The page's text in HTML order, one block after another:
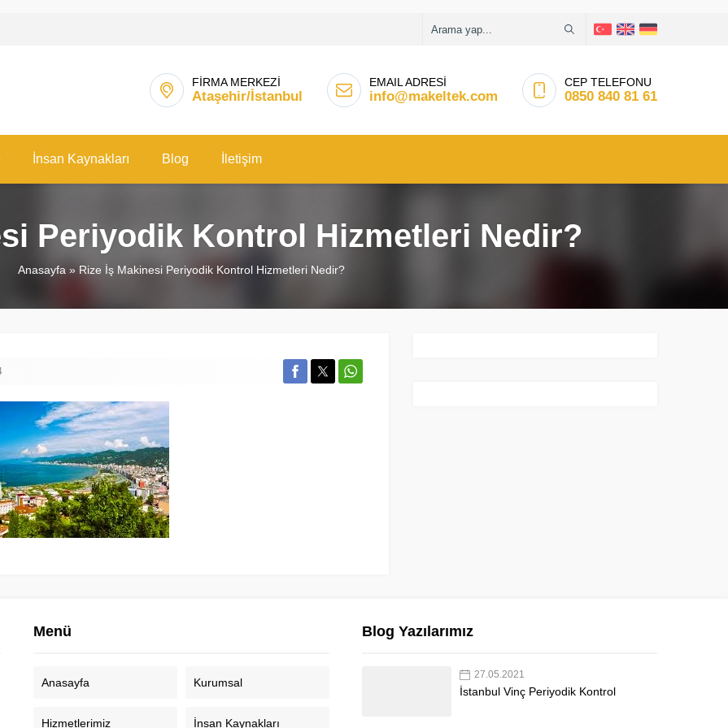
FİRMA MERKEZİ
Ataşehir/İstanbul
EMAIL ADRESİ
info@makeltek.com
CEP TELEFONU
0850 840 81 61
İnsan Kaynakları Blog İletişim
Periyodik Kontrol Hizmetleri Nedir?
Anasayfa » Rize İş Makinesi Periyodik Kontrol Hizmetleri Nedir?
Menü
Anasayfa Kurumsal
Hizmetlerimiz İnsan Kaynakları
Blog Yazılarımız
27.05.2021
İstanbul Vinç Periyodik Kontrol